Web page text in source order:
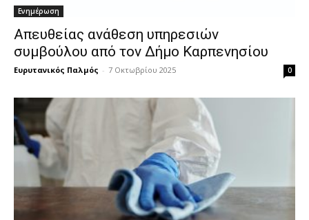
Ενημέρωση
Απευθείας ανάθεση υπηρεσιών
συμβούλου από τον Δήμο Καρπενησίου
Ευρυτανικός Παλμός - 7 Οκτωβρίου 2025 0